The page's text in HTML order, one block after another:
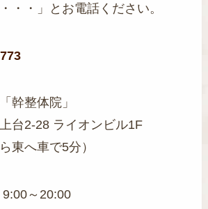
・・」とお電話ください。
幹整体院」
台2-28 ライオンビル1F
東へ車で5分）
9:00～20:00